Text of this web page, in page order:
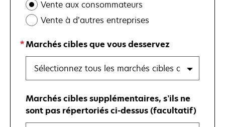
Vente aux consommateurs
Vente à d’autres entreprises
Marchés cibles que vous desservez
Sélectionnez tous les marchés cibles qui
Marchés cibles supplémentaires, s’ils ne
sont pas répertoriés ci-dessus (facultatif)